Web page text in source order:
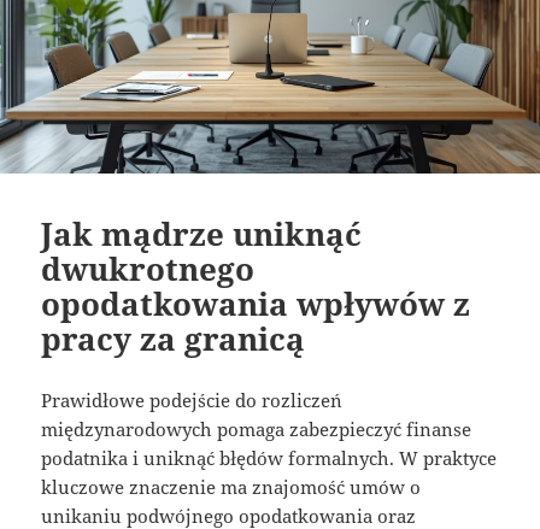
Jak mądrze uniknąć
dwukrotnego
opodatkowania wpływów z
pracy za granicą
Prawidłowe podejście do rozliczeń
międzynarodowych pomaga zabezpieczyć finanse
podatnika i uniknąć błędów formalnych. W praktyce
kluczowe znaczenie ma znajomość umów o
unikaniu podwójnego opodatkowania oraz